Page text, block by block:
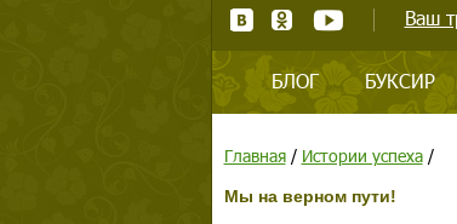
Ваш
БЛОГ БУКСИР
Главная/ Истории успеха/
Мы на верном пути!